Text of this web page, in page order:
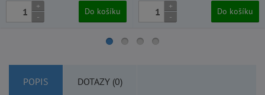
+
-
Do košíku
+
-
Do košíku
POPIS DOTAZY (0)